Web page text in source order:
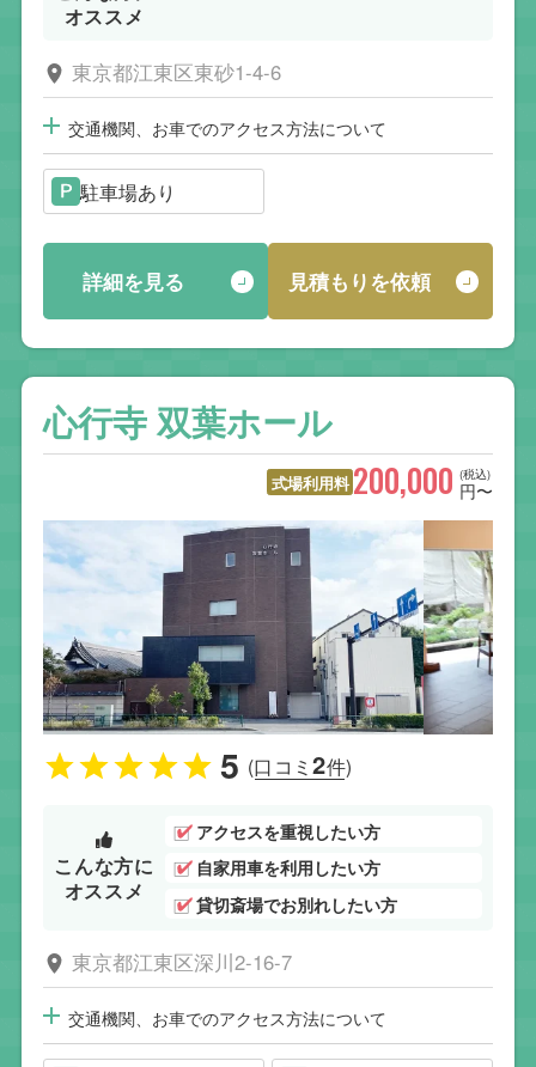
オススメ
東京都江東区東砂1-4-6
交通機関、お車でのアクセス方法について
駐車場あり
詳細を見る 見積もりを依頼
心行寺 双葉ホール
式場利用料 (税込)
200,000 円〜
5 (口コミ2件)
こんな方に
オススメ
アクセスを重視したい方
自家用車を利用したい方
貸切斎場でお別れしたい方
東京都江東区深川2-16-7
交通機関、お車でのアクセス方法について